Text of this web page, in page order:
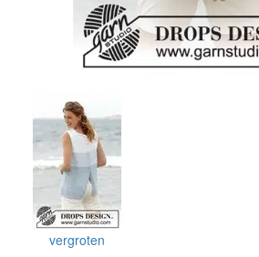
vergroten